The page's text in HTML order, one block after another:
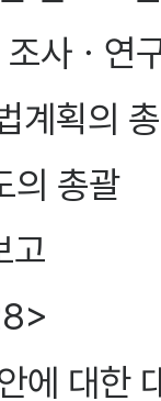
사ㆍ연
계획의
의 총괄
고
에 대한